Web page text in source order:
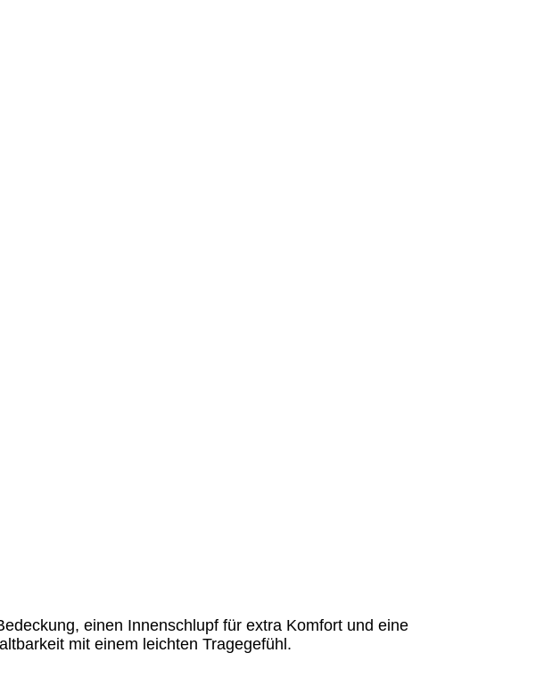
einen Innenschlupf für extra Komfort und eine
mit einem leichten Tragegefühl.